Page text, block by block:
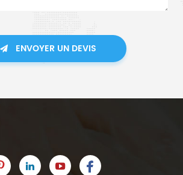
ENVOYER UN DEVIS